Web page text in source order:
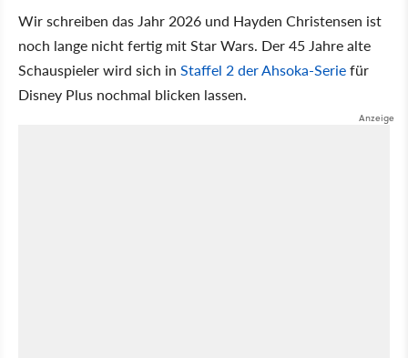
Wir schreiben das Jahr 2026 und Hayden Christensen ist
noch lange nicht fertig mit Star Wars. Der 45 Jahre alte
Schauspieler wird sich in Staffel 2 der Ahsoka-Seriefür
Disney Plus nochmal blicken lassen.